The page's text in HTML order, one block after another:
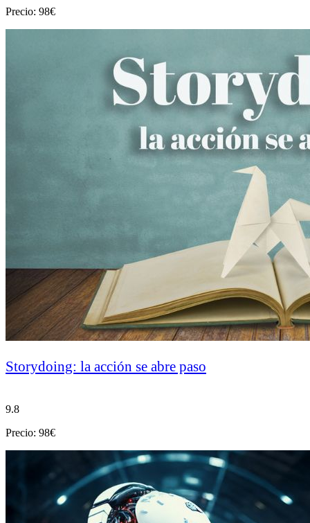
Precio: 98€
Storydoing: la acción se abre paso
9.8
Precio: 98€